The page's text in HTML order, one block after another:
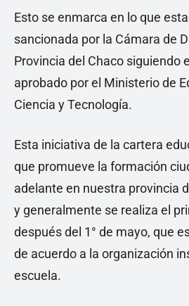
Esto se enmarca en lo que
sancionada por la Cámara de
Provincia del Chaco siguiendo
aprobado por el Ministerio de
Ciencia y Tecnología.
Esta iniciativa de la cartera
que promueve la formación
adelante en nuestra provincia
y generalmente se realiza el
después del 1° de mayo, que
de acuerdo a la organización
escuela.